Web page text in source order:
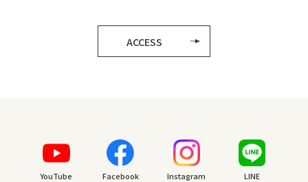
ACCESS
YouTube Facebook Instagram LINE